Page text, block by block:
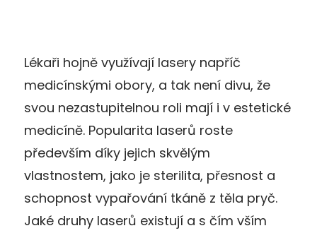
Lékaři hojně využívají lasery napříč
medicínskými obory, a tak není divu, že
svou nezastupitelnou roli mají i v estetické
medicíně. Popularita laserů roste
především díky jejich skvělým
vlastnostem, jako je sterilita, přesnost a
schopnost vypařování tkáně z těla pryč.
Jaké druhy laserů existují a s čím vším